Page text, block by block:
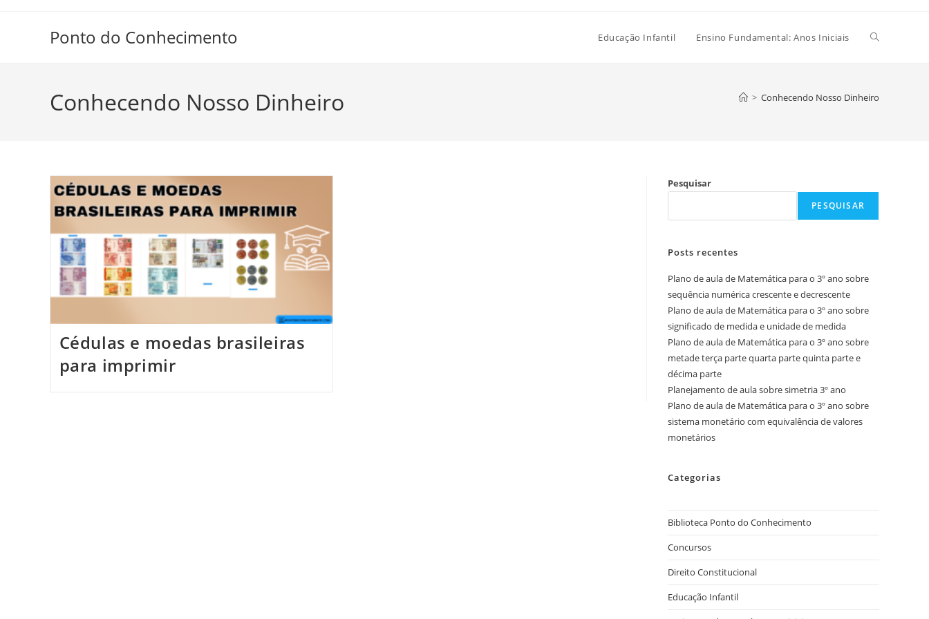
Ponto do Conhecimento Educação Infantil Ensino Fundamental: Anos Iniciais Alternar
site
Conhecendo Nosso Dinheiro > Conhecendo Nosso Dinheiro
Cédulas e moedas brasileiras
para imprimir
Pesquisar
PESQUISAR
Posts recentes
Plano de aula de Matemática para o 3º ano sobre
sequência numérica crescente e decrescente
Plano de aula de Matemática para o 3º ano sobre
significado de medida e unidade de medida
Plano de aula de Matemática para o 3º ano sobre
metade terça parte quarta parte quinta parte e
décima parte
Planejamento de aula sobre simetria 3º ano
Plano de aula de Matemática para o 3º ano sobre
sistema monetário com equivalência de valores
monetários
Categorias
Biblioteca Ponto do Conhecimento
Concursos
Direito Constitucional
Educação Infantil